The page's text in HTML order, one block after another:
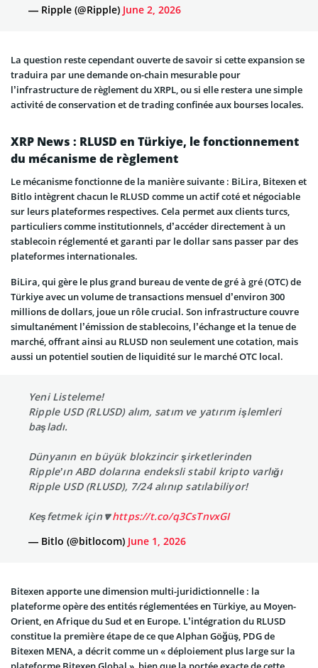
— Ripple (@Ripple) June 2, 2026
La question reste cependant ouverte de savoir si cette expansion se
traduira par une demande on-chain mesurable pour
l’infrastructure de règlement du XRPL, ou si elle restera une simple
activité de conservation et de trading confinée aux bourses locales.
XRP News : RLUSD en Türkiye, le fonctionnement
du mécanisme de règlement
Le mécanisme fonctionne de la manière suivante : BiLira, Bitexen et
Bitlo intègrent chacun le RLUSD comme un actif coté et négociable
sur leurs plateformes respectives. Cela permet aux clients turcs,
particuliers comme institutionnels, d’accéder directement à un
stablecoin réglementé et garanti par le dollar sans passer par des
plateformes internationales.
BiLira, qui gère le plus grand bureau de vente de gré à gré (OTC) de
Türkiye avec un volume de transactions mensuel d’environ 300
millions de dollars, joue un rôle crucial. Son infrastructure couvre
simultanément l’émission de stablecoins, l’échange et la tenue de
marché, offrant ainsi au RLUSD non seulement une cotation, mais
aussi un potentiel soutien de liquidité sur le marché OTC local.
Yeni Listeleme!
Ripple USD (RLUSD) alım, satım ve yatırım işlemleri
başladı.
Dünyanın en büyük blokzincir şirketlerinden
Ripple’ın ABD dolarına endeksli stabil kripto varlığı
Ripple USD (RLUSD), 7/24 alınıp satılabiliyor!
Keşfetmek için🔽https://t.co/q3CsTnvxGI
— Bitlo (@bitlocom) June 1, 2026
Bitexen apporte une dimension multi-juridictionnelle : la
plateforme opère des entités réglementées en Türkiye, au Moyen-
Orient, en Afrique du Sud et en Europe. L’intégration du RLUSD
constitue la première étape de ce que Alphan Göğüş, PDG de
Bitexen MENA, a décrit comme un « déploiement plus large sur la